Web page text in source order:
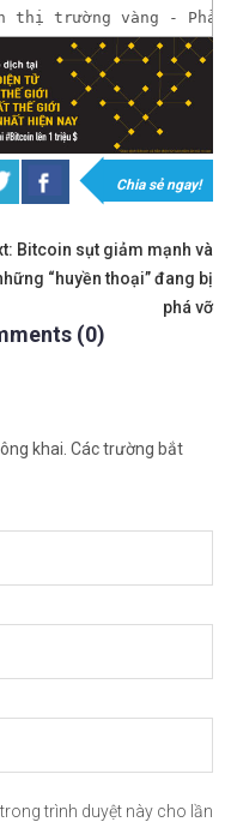
thị trường vàng -
vang-
𝐋ệ𝐜𝐡 𝐜ự𝐜 𝐭𝐡ấ𝐩, 𝐓𝐡𝐚𝐧𝐡
𝘜𝘺 𝘛í𝘯 𝘷à 𝘱𝘩ù
𝘯ổ𝘪 𝘵𝘪ế𝘯𝘨
vang-bac-chao-
tin Chúc bạn
#dautu #vang
Chia sẻ ngay!
Bitcoin sụt giảm mạnh và
“huyền thoại” đang bị
phá vỡ
(0)
khai. Các trường bắt
trình duyệt này cho lần